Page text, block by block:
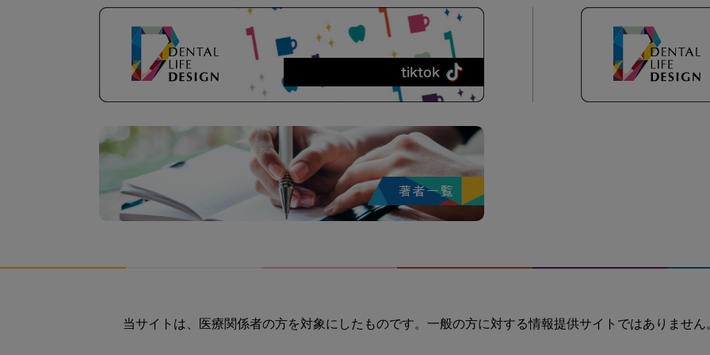
当サイトは、医療関係者の方を対象にしたものです。一般の方に対する情報提供サイトではありません